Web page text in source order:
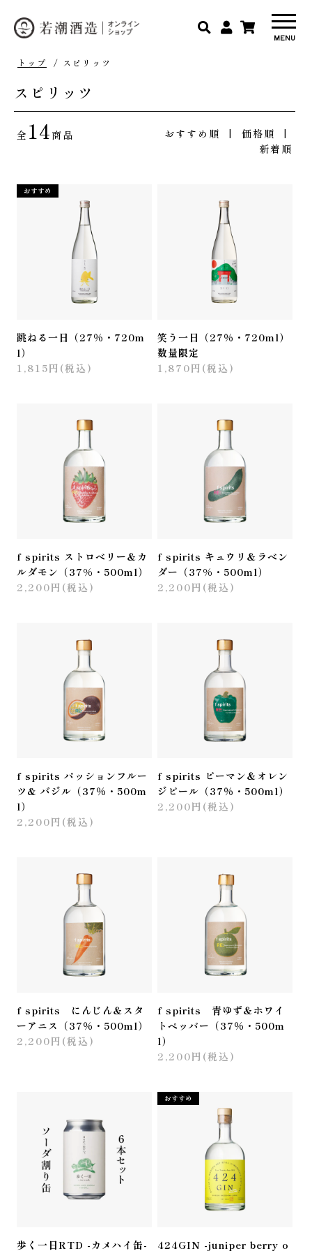
トップ / スピリッツ
スピリッツ
全 14 商品 おすすめ順 | 価格順 |
新着順
おすすめ
跳ねる一日（27％・720m
l）
1,815円(税込)
笑う一日（27％・720ml）
数量限定
1,870円(税込)
f spirits ストロベリー＆カ
ルダモン（37%・500ml）
2,200円(税込)
f spirits キュウリ＆ラベン
ダー（37%・500ml）
2,200円(税込)
f spirits パッションフルー
ツ& バジル（37％・500m
l）
2,200円(税込)
f spirits ピーマン＆オレン
ジピール（37％・500ml）
2,200円(税込)
f spirits にんじん＆スタ
ーアニス（37％・500ml）
2,200円(税込)
f spirits 青ゆず＆ホワイ
トペッパー（37％・500m
l）
2,200円(税込)
歩く一日RTD -カメハイ缶-
おすすめ
424GIN -juniper berry o